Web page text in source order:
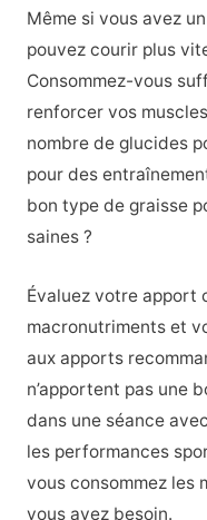
Même si vous avez
pouvez courir plus
Consommez-vous
renforcer vos
nombre de glucides
pour des
bon type de graisse
saines ?
Évaluez votre apport
macronutriments et
aux apports
n’apportent pas une
dans une séance
les performances
vous consommez les
vous avez besoin.